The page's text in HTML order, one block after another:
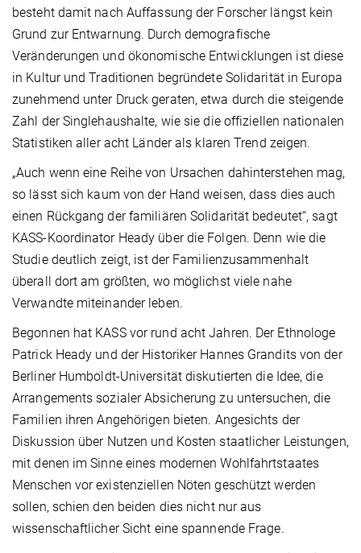
besteht damit nach Auffassung der Forscher längst kein
Grund zur Entwarnung. Durch demografische
Veränderungen und ökonomische Entwicklungen ist diese
in Kultur und Traditionen begründete Solidarität in Europa
zunehmend unter Druck geraten, etwa durch die steigende
Zahl der Singlehaushalte, wie sie die offiziellen nationalen
Statistiken aller acht Länder als klaren Trend zeigen.
„Auch wenn eine Reihe von Ursachen dahinterstehen mag,
so lässt sich kaum von der Hand weisen, dass dies auch
einen Rückgang der familiären Solidarität bedeutet“, sagt
KASS-Koordinator Heady über die Folgen. Denn wie die
Studie deutlich zeigt, ist der Familienzusammenhalt
überall dort am größten, wo möglichst viele nahe
Verwandte miteinander leben.
Begonnen hat KASS vor rund acht Jahren. Der Ethnologe
Patrick Heady und der Historiker Hannes Grandits von der
Berliner Humboldt-Universität diskutierten die Idee, die
Arrangements sozialer Absicherung zu untersuchen, die
Familien ihren Angehörigen bieten. Angesichts der
Diskussion über Nutzen und Kosten staatlicher Leistungen,
mit denen im Sinne eines modernen Wohlfahrtstaates
Menschen vor existenziellen Nöten geschützt werden
sollen, schien den beiden dies nicht nur aus
wissenschaftlicher Sicht eine spannende Frage.